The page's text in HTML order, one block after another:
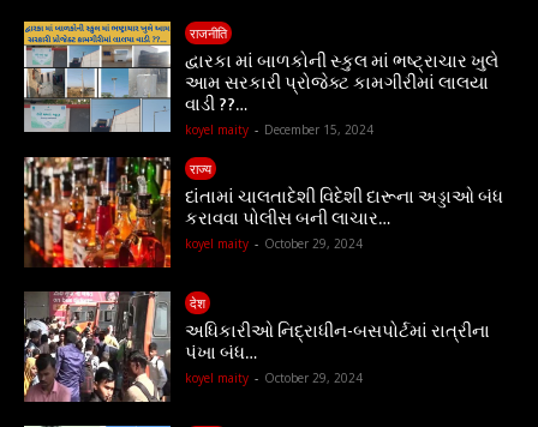
राजनीति
દ્વારકા માં બાળકોની સ્કુલ માં ભષ્ટ્રાચાર ખુલે
આમ સરકારી પ્રોજેક્ટ કામગીરીમાં લાલયા
વાડી ??…
koyel maity - December 15, 2024
राज्य
દાંતામાં ચાલતાદેશી વિદેશી દારૂના અડ્ડાઓ બંધ
કરાવવા પોલીસ બની લાચાર…
koyel maity - October 29, 2024
देश
અધિકારીઓ નિદ્રાધીન-બસપોર્ટમાં રાત્રીના
પંખા બંધ…
koyel maity - October 29, 2024